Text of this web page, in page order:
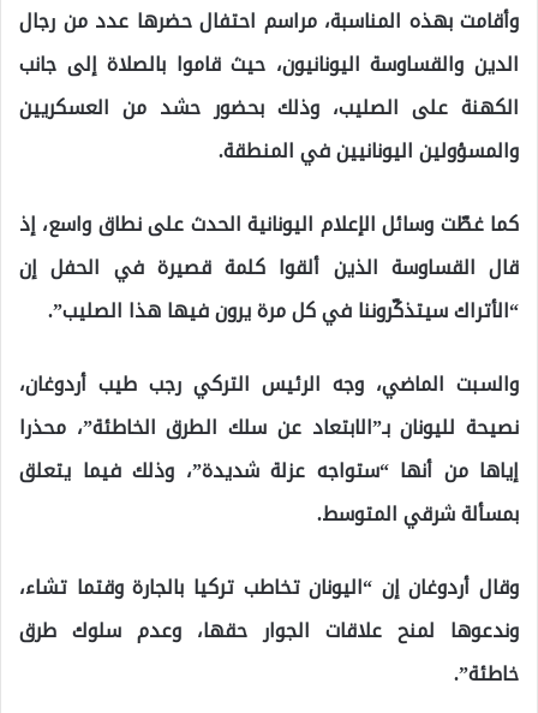
وأقامت بهذه المناسبة، مراسم احتفال حضرها عدد من رجال
الدين والقساوسة اليونانيون، حيث قاموا بالصلاة إلى جانب
الكهنة على الصليب، وذلك بحضور حشد من العسكريين
والمسؤولين اليونانيين في المنطقة.
كما غطّت وسائل الإعلام اليونانية الحدث على نطاق واسع، إذ
قال القساوسة الذين ألقوا كلمة قصيرة في الحفل إن
“الأتراك سيتذكّروننا في كل مرة يرون فيها هذا الصليب”.
والسبت الماضي، وجه الرئيس التركي رجب طيب أردوغان،
نصيحة لليونان بـ”الابتعاد عن سلك الطرق الخاطئة”، محذرا
إياها من أنها “ستواجه عزلة شديدة”، وذلك فيما يتعلق
بمسألة شرقي المتوسط.
وقال أردوغان إن “اليونان تخاطب تركيا بالجارة وقتما تشاء،
وندعوها لمنح علاقات الجوار حقها، وعدم سلوك طرق
خاطئة”.